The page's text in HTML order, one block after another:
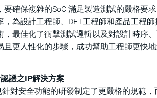
確保複雜的SoC 滿足製造測試的嚴格要
為設計工程師、DFT工程師和產品工程
最佳化了衝擊測試邏輯以及對設計時序
更人性化的步驟，成功幫助工程師更快
證之IP解決方案
對安全功能的研發制定了更嚴格的規範